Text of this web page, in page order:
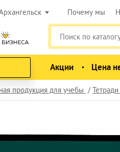
Почему мы
Акции Цена
продукция для учебы